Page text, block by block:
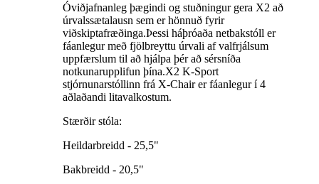
Óviðjafnanleg þægindi og stuðningur gera X2 að
úrvalssætalausn sem er hönnuð fyrir
viðskiptafræðinga.Þessi háþróaða netbakstóll er
fáanlegur með fjölbreyttu úrvali af valfrjálsum
uppfærslum til að hjálpa þér að sérsníða
notkunarupplifun þína.X2 K-Sport
stjórnunarstóllinn frá X-Chair er fáanlegur í 4
aðlaðandi litavalkostum.
Stærðir stóla:
Heildarbreidd - 25,5"
Bakbreidd - 20,5"